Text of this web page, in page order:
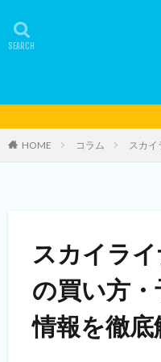
HOME コラム スカイ
スカイラ
の買い方
情報を徹底